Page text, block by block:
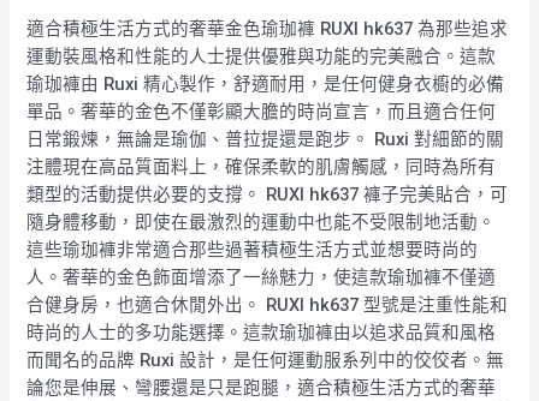
適合積極生活方式的奢華金色瑜珈褲 RUXI hk637 為那些追求
運動裝風格和性能的人士提供優雅與功能的完美融合。這款
瑜珈褲由 Ruxi 精心製作，舒適耐用，是任何健身衣櫥的必備
單品。奢華的金色不僅彰顯大膽的時尚宣言，而且適合任何
日常鍛煉，無論是瑜伽、普拉提還是跑步。 Ruxi 對細節的關
注體現在高品質面料上，確保柔軟的肌膚觸感，同時為所有
類型的活動提供必要的支撐。 RUXI hk637 褲子完美貼合，可
隨身體移動，即使在最激烈的運動中也能不受限制地活動。
這些瑜珈褲非常適合那些過著積極生活方式並想要時尚的
人。奢華的金色飾面增添了一絲魅力，使這款瑜珈褲不僅適
合健身房，也適合休閒外出。 RUXI hk637 型號是注重性能和
時尚的人士的多功能選擇。這款瑜珈褲由以追求品質和風格
而聞名的品牌 Ruxi 設計，是任何運動服系列中的佼佼者。無
論您是伸展、彎腰還是只是跑腿，適合積極生活方式的奢華